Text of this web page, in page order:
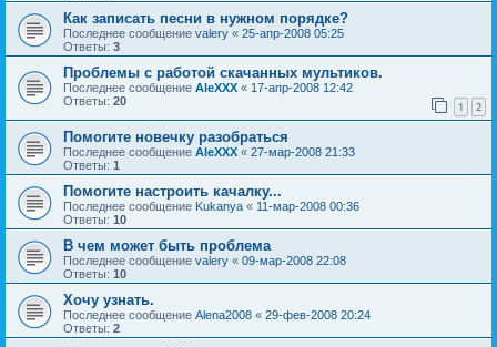
Как записать песни в нужном порядке?
Последнее сообщение valery « 25-апр-2008 05:25
Ответы: 3
Проблемы с работой скачанных мультиков.
Последнее сообщение AleXXX « 17-апр-2008 12:42
Ответы: 20 1 2
Помогите новечку разобраться
Последнее сообщение AleXXX « 27-мар-2008 21:33
Ответы: 1
Помогите настроить качалку...
Последнее сообщение Kukanya « 11-мар-2008 00:36
Ответы: 10
В чем может быть проблема
Последнее сообщение valery « 09-мар-2008 22:08
Ответы: 10
Хочу узнать.
Последнее сообщение Alena2008 « 29-фев-2008 20:24
Ответы: 2